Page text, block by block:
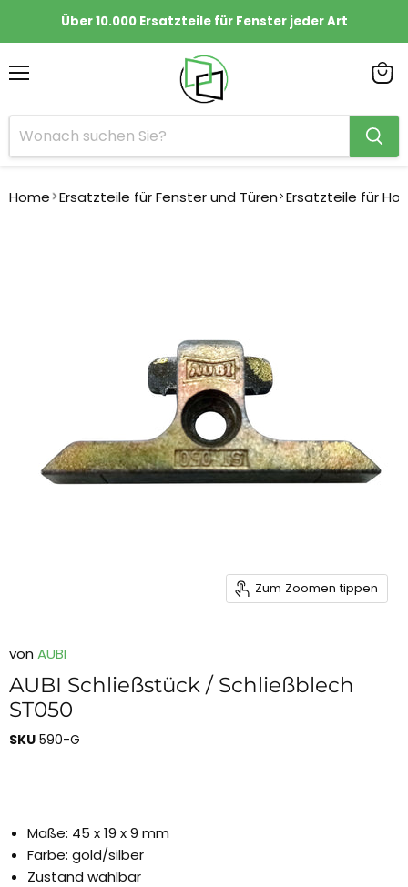
Über 10.000 Ersatzteile für Fenster jeder Art
Home Ersatzteile für Fenster und Türen Ersatzteile für
Zum Zoomen tippen
von AUBI
AUBI Schließstück / Schließblech
ST050
SKU 590-G
Maße: 45 x 19 x 9 mm
Farbe: gold/silber
Zustand wählbar